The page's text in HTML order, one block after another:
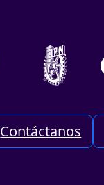
Contáctanos